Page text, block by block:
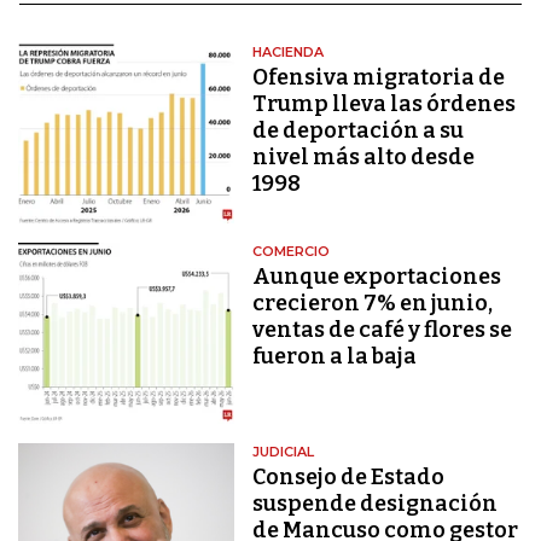
HACIENDA
Ofensiva migratoria de
Trump lleva las órdenes
de deportación a su
nivel más alto desde
1998
COMERCIO
Aunque exportaciones
crecieron 7% en junio,
ventas de café y flores se
fueron a la baja
JUDICIAL
Consejo de Estado
suspende designación
de Mancuso como gestor